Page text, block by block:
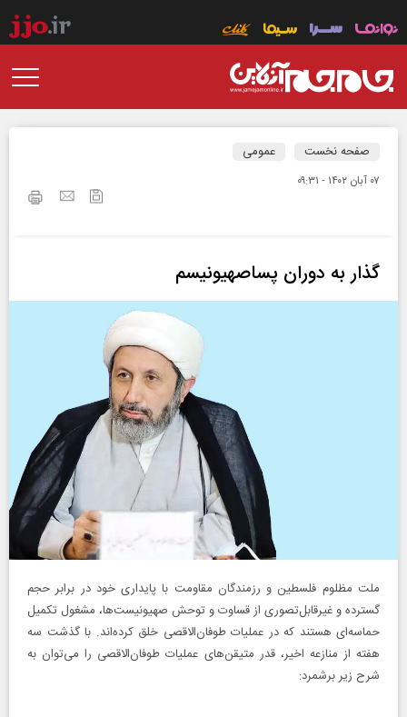
صفحه نخست عمومی
۰۷ آبان ۱۴۰۲ - ۰۹:۳۱
گذار به دوران پساصهیونیسم
ملت مظلوم فلسطین و رزمندگان مقاومت با پایداری خود در برابر حجم
گسترده و غیرقابل‌تصوری از قساوت و توحش صهیونیست‌ها، مشغول تکمیل
حماسه‌ای هستند که در عملیات طوفان‌الاقصی خلق کرده‌اند. با گذشت سه
هفته از منازعه اخیر، قدر متیقن‌های عملیات طوفان‌الاقصی را می‌توان به
شرح زیر برشمرد: